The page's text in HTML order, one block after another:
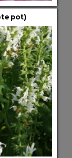
pot)